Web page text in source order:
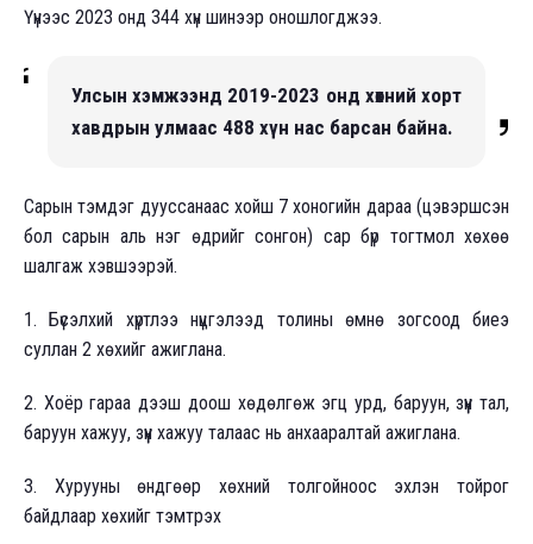
Үүнээс 2023 онд 344 хүн шинээр оношлогджээ.
Улсын хэмжээнд 2019-2023 онд хөхний хорт
хавдрын улмаас 488 хүн нас барсан байна.
Сарын тэмдэг дууссанаас хойш 7 хоногийн дараа (цэвэршсэн
бол сарын аль нэг өдрийг сонгон) сар бүр тогтмол хөхөө
шалгаж хэвшээрэй.
1. Бүсэлхий хүртлээ нүцгэлээд толины өмнө зогсоод биеэ
суллан 2 хөхийг ажиглана.
2. Хоёр гараа дээш доош хөдөлгөж эгц урд, баруун, зүүн тал,
баруун хажуу, зүүн хажуу талаас нь анхааралтай ажиглана.
3. Хурууны өндгөөр хөхний толгойноос эхлэн тойрог
байдлаар хөхийг тэмтрэх